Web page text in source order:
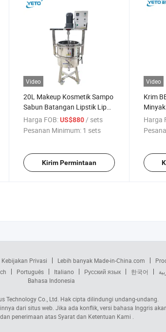
Video
20L Makeup Kosmetik Sampo
Sabun Batangan Lipstik Lip
Balm Pemanasan Meleleh
Melarut Mencampur Blender
Harga FOB: US$880/ sets
Pesanan Minimum: 1 sets
Kirim Permintaan
Video
Krim
Pasta
Harga
Kebijakan Privasi Lebih banyak Made-in-China.com
Português Italiano Русский язык 한국어
Bahasa Indonesia
Technology Co., Ltd. Hak cipta dilindungi undang-undang.
dari situs web. Jika ada konflik, versi bahasa Inggris
penerimaan atas Syarat dan Ketentuan Kami .